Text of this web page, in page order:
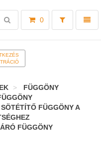
Toggle
0
Toggle
search
FÜGGÖNY
FÜGGÖNY A
FÜGGÖNY